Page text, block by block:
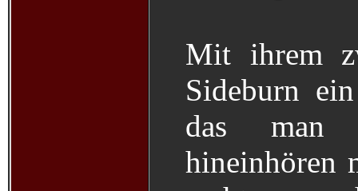
Mit ihrem
Sideburn
das man
hineinhören